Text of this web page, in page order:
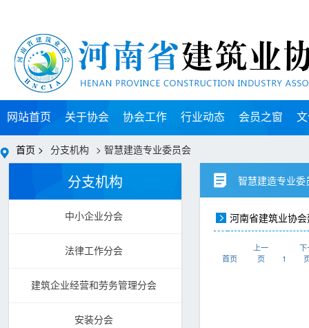
网站首页 关于协会 协会工作 行业动态 会员之窗
首页 > 分支机构 > 智慧建造专业委员会
分支机构
中小企业分会
法律工作分会
建筑企业经营和劳务管理分会
安装分会
智慧建造专业委
河南省建筑业协
首页
上一
页
1
下